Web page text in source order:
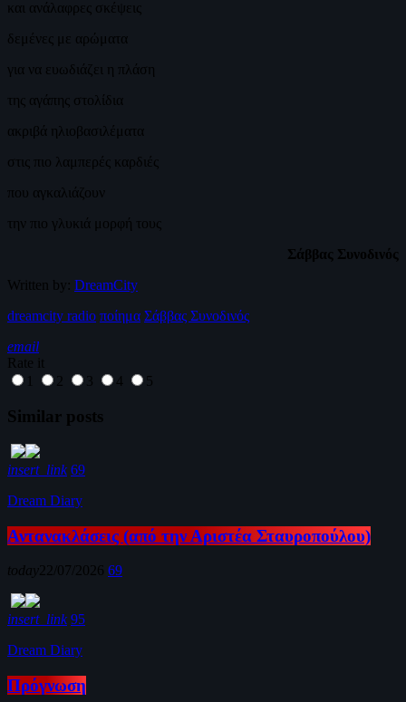
και ανάλαφρες σκέψεις
δεμένες με αρώματα
για να ευωδιάζει η πλάση
της αγάπης στολίδια
ακριβά ηλιοβασιλέματα
στις πιο λαμπερές καρδιές
που αγκαλιάζουν
την πιο γλυκιά μορφή τους
Σάββας Συνοδινός
Written by: DreamCity
dreamcity radio ποίημα Σάββας Συνοδινός
email
Rate it
1
2 3 4 5
Similar posts
insert_link 69
Dream Diary
Αντανακλάσεις (από την Αριστέα Σταυροπούλου)
today 22/07/2026 69
insert_link 95
Dream Diary
Πρόγνωση